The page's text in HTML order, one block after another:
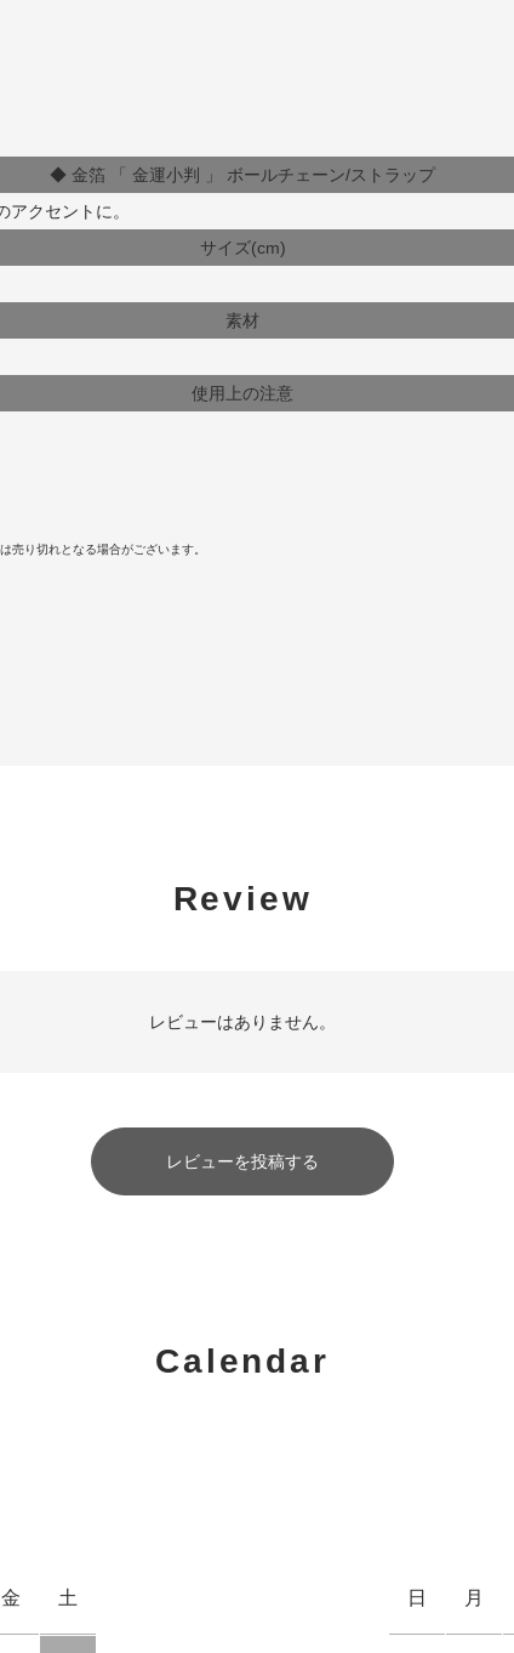
◆ 金箔 「 金運小判 」 ボールチェーン/ストラップ
クセントに。
サイズ(cm)
素材
使用上の注意
売り切れとなる場合がございます。
Review
レビューはありません。
レビューを投稿する
Calendar
金 土 日 月